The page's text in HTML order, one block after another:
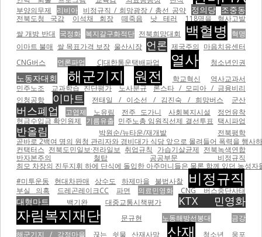
부양의무제 리비아 비정규직 / 희망광장 / 총선 공약 정의당 조중동
전북도청 국감 이석채 회장 떼죽음 낫 테러
118명을 형사고발
쌀 개방 반대 국정화 복지갈구화적단 전북희망대회 백혈병
혁명
이마트 불매 쌀 목표가격 보장 울산시장 언론 제국주의 마음치유센터
CNG버스
언론파업 CJ대한통운택배파업 열사 청소년인권
노동자대회 해군기지 원전 학교혁신
역사교과서
민주노조
교과학습 진단평가 노사분규
론스타 / 모피아 / 금융비리
인청공항
이마트 전태일 / 이소선 / 김진숙 / 희망버스 군산
버스폐업 고엽제 노유림 전주 도가니 사회복지시설
정언유착
현금수입금 확인원제 기름유출 민주노총 임원직선제 결선투표 택시파업
반올림 박원순/뉴타운/재개발
전북평학
곧바로 2백여 명의 원청 관리자와 경비대가 식당 앞으로 몰려들어 폭력을 행
컨택터스 전북도민일보·전라일보 취업규칙 가습기살균제 전북녹색연합
반자본주의
철탑
공공부문 비정규직
최모 차장의 진두지휘 하에 단식에 돌입한 아주머니들은 물론 함께 있던 농
#미투운동
현대차판매 상수도 하제마을 불법사찰 비정규직
부실 의혹 드레곤레이크CC 파면 의료민영화 CNG 버스중단사태
대형마트 백기완 대중교통시책평가 KTX 민영화
자림복지재단 문규현 노동해방선봉대
금강
해군기지 / 강정마을
끊는 쇳물 산재사망 산재 청소년 웅포